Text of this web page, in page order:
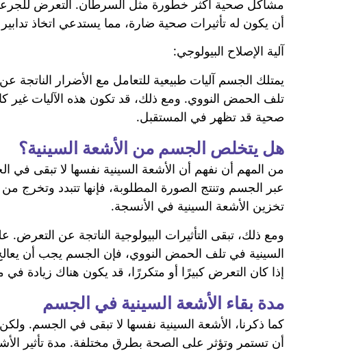
مشاكل صحية أكثر خطورة مثل السرطان. التعرض
أن يكون له تأثيرات صحية ضارة، مما يستدعي اتخاذ
آلية الإصلاح البيولوجي:
يمتلك الجسم آليات طبيعية للتعامل مع الأضرار الناتجة
تلف الحمض النووي. ومع ذلك، قد تكون هذه الآليات
صحية قد تظهر في المستقبل.
هل يتخلص الجسم من الأشعة السينية؟
من المهم أن نفهم أن الأشعة السينية نفسها لا تبقى في
عبر الجسم وتنتج الصورة المطلوبة، فإنها تتبدد وتخرج من
تخزين الأشعة السينية في الأنسجة.
ومع ذلك، تبقى التأثيرات البيولوجية الناتجة عن
السينية في تلف الحمض النووي، فإن الجسم يجب أن
إذا كان التعرض كبيرًا أو متكررًا، قد يكون هناك زيادة
مدة بقاء الأشعة السينية في الجسم
كما ذكرنا، الأشعة السينية نفسها لا تبقى في الجسم.
أن تستمر وتؤثر على الصحة بطرق مختلفة. مدة تأثير